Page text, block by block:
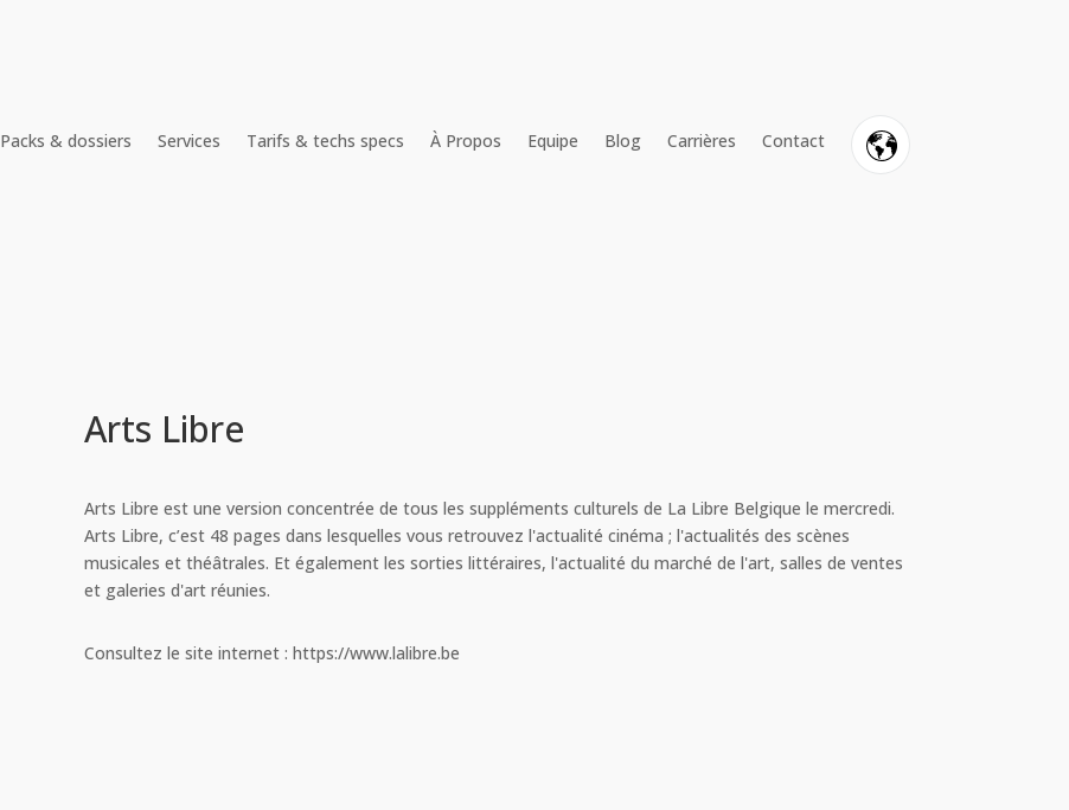
Packs & dossiers Services Tarifs & techs specs À Propos Equipe Blog Carrières Contact
Arts Libre
Arts Libre est une version concentrée de tous les suppléments culturels de La Libre Belgique le mercredi.
Arts Libre, c’est 48 pages dans lesquelles vous retrouvez l'actualité cinéma ; l'actualités des scènes
musicales et théâtrales. Et également les sorties littéraires, l'actualité du marché de l'art, salles de ventes
et galeries d'art réunies.
Consultez le site internet : https://www.lalibre.be